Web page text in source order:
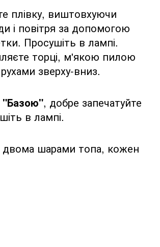
плівку, виштовхуючи
і повітря за допомогою
Просушіть в лампі.
торці, м'якою пилою
зверху-вниз.
"Базою", добре запечатуйте
в лампі.
двома шарами топа, кожен